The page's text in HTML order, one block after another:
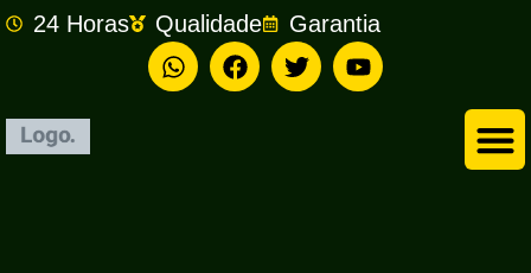
24 Horas Qualidade Garantia